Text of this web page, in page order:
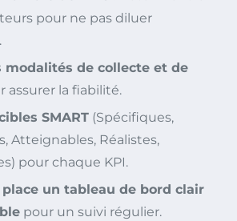
pour ne pas diluer
modalités de collecte et de
assurer la fiabilité.
SMART (Spécifiques,
Atteignables, Réalistes,
pour chaque KPI.
un tableau de bord clair
pour un suivi régulier.